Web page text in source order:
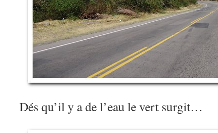
Dés qu’il y a de l’eau le vert surgit…